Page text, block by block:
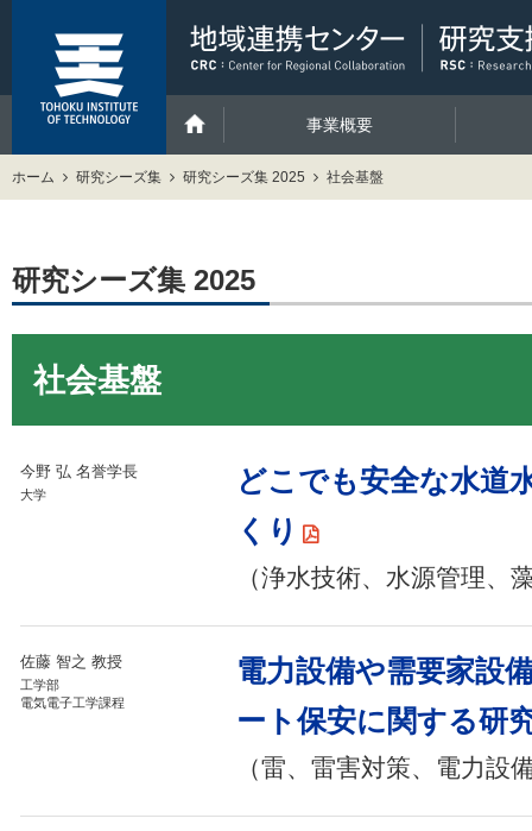
事業概要
ホーム 研究シーズ集 研究シーズ集 2025 社会基盤
研究シーズ集 2025
社会基盤
今野 弘 名誉学長
大学
どこでも安全な水道
くり
（浄水技術、水源管理、
佐藤 智之 教授
工学部
電気電子工学課程
電力設備や需要家設
ート保安に関する研
（雷、雷害対策、電力設